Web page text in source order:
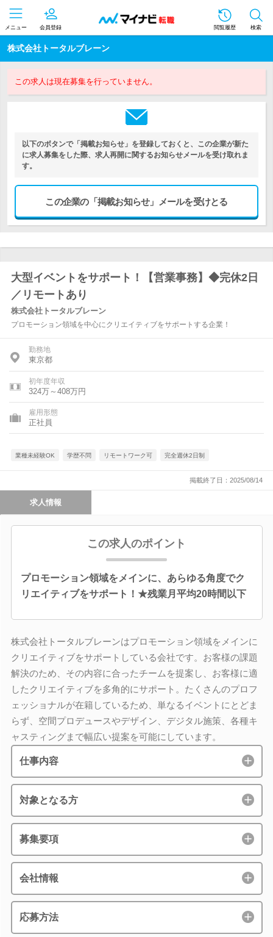
メニュー 会員登録 閲覧履歴 検索
株式会社トータルブレーン
この求人は現在募集を行っていません。
以下のボタンで「掲載お知らせ」を登録しておくと、この企業が新た
に求人募集をした際、求人再開に関するお知らせメールを受け取れま
す。
この企業の「掲載お知らせ」メールを受けとる
大型イベントをサポート！【営業事務】◆完休2日
／リモートあり
株式会社トータルブレーン
プロモーション領域を中心にクリエイティブをサポートする企業！
勤務地
東京都
初年度年収
324万～408万円
雇用形態
正社員
業種未経験OK 学歴不問 リモートワーク可 完全週休2日制
掲載終了日：2025/08/14
求人情報
この求人のポイント
プロモーション領域をメインに、あらゆる角度でク
リエイティブをサポート！★残業月平均20時間以下
株式会社トータルブレーンはプロモーション領域をメインに
クリエイティブをサポートしている会社です。お客様の課題
解決のため、その内容に合ったチームを提案し、お客様に適
したクリエイティブを多角的にサポート。たくさんのプロフ
ェッショナルが在籍しているため、単なるイベントにとどま
らず、空間プロデュースやデザイン、デジタル施策、各種キ
ャスティングまで幅広い提案を可能にしています。
仕事内容
対象となる方
募集要項
会社情報
応募方法